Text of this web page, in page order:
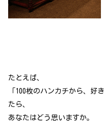
たとえば、
「100枚のハンカチから、好
たら、
あなたはどう思いますか。